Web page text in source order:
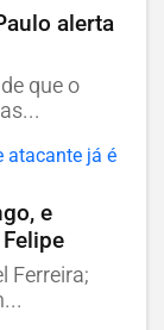
alerta
que o
e
Ferreira;